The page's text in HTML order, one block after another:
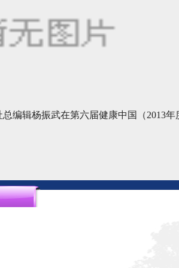
总编辑杨振武在第六届健康中国（2013